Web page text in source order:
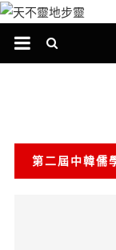
跳
第二屆中韓儒